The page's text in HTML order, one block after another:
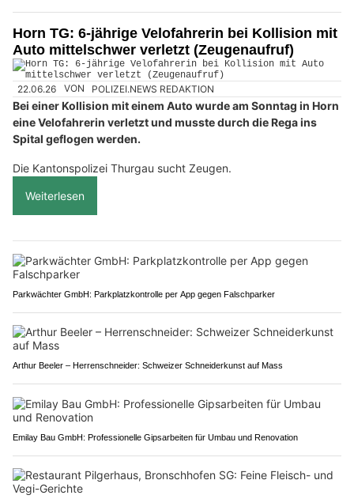
Horn TG: 6-jährige Velofahrerin bei Kollision mit
Auto mittelschwer verletzt (Zeugenaufruf)
22.06.26 VON POLIZEI.NEWS REDAKTION
Bei einer Kollision mit einem Auto wurde am Sonntag in Horn
eine Velofahrerin verletzt und musste durch die Rega ins
Spital geflogen werden.
Die Kantonspolizei Thurgau sucht Zeugen.
Weiterlesen
Parkwächter GmbH: Parkplatzkontrolle per App gegen Falschparker
Arthur Beeler – Herrenschneider: Schweizer Schneiderkunst auf Mass
Emilay Bau GmbH: Professionelle Gipsarbeiten für Umbau und Renovation